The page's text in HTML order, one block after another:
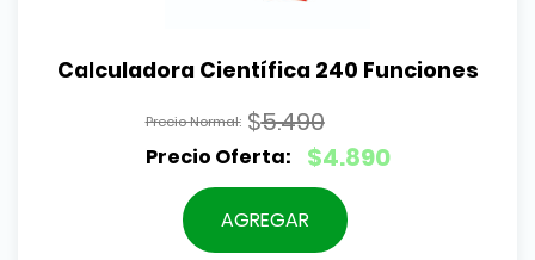
Calculadora Científica 240 Funciones
$5.490
El
precio
original
$4.890
El
precio
actual
AGREGAR